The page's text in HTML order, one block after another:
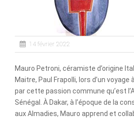
14 février 2022
Mauro Petroni, céramiste d’origine
Maitre, Paul Frapolli, lors d’un
par cette passion commune qu’est
Sénégal. À Dakar, à l’époque de la
aux Almadies, Mauro apprend et